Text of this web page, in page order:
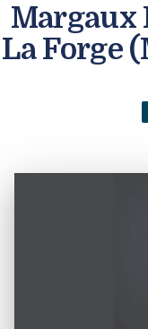
Margaux
La Forge